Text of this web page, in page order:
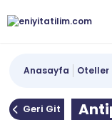
Anasayfa Oteller
Geri Git